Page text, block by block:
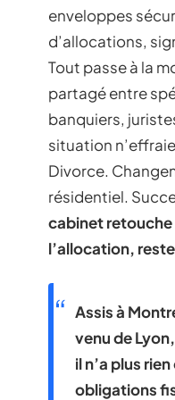
enveloppes
d’allocations,
Tout passe à la
partagé entre
banquiers,
situation
Divorce.
résidentiel.
cabinet
l’allocation,
Assis à
venu de
il n’a plus
obligations